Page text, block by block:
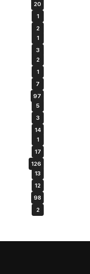
20
1
2
1
3
2
1
7
97
5
3
14
1
17
126
13
12
98
2